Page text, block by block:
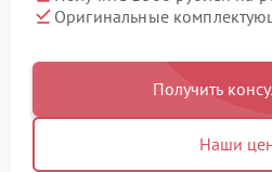
Оригинальные
Получить
Наши